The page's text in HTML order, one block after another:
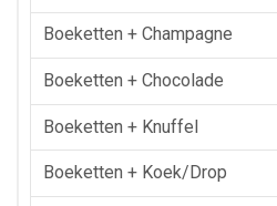
Boeketten + Champagne
Boeketten + Chocolade
Boeketten + Knuffel
Boeketten + Koek/drop